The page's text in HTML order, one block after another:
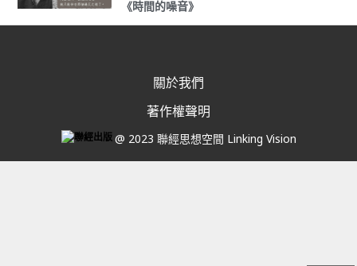
《時間的噪音》
關於我們
著作權聲明
@ 2023 聯經思想空間 Linking Vision